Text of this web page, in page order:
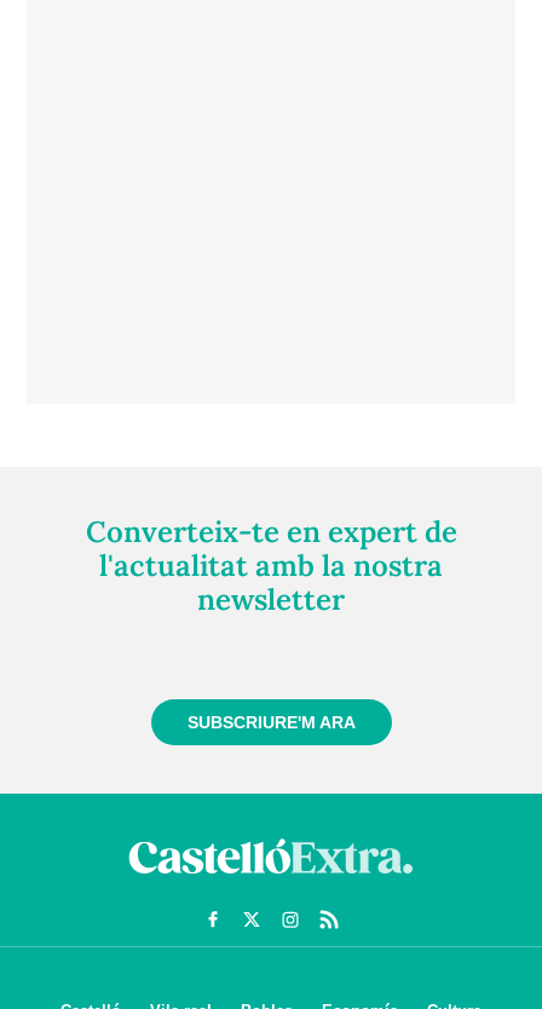
Converteix-te en expert de
l'actualitat amb la nostra
newsletter
SUBSCRIURE'M ARA